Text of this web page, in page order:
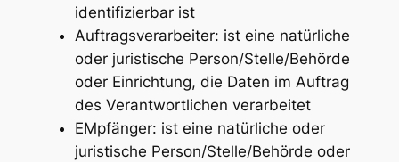
identifizierbar ist
Auftragsverarbeiter: ist eine natürliche
oder juristische Person/Stelle/Behörde
oder Einrichtung, die Daten im Auftrag
des Verantwortlichen verarbeitet
EMpfänger: ist eine natürliche oder
juristische Person/Stelle/Behörde oder